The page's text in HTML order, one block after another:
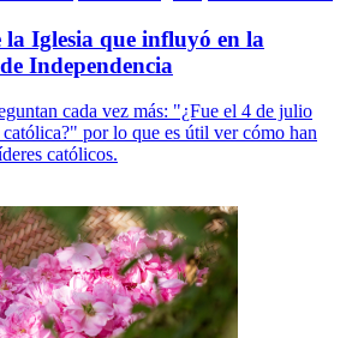
Iglesia que influyó en la
Independencia
cada vez más: "¿Fue el 4 de julio
por lo que es útil ver cómo han
católicos.